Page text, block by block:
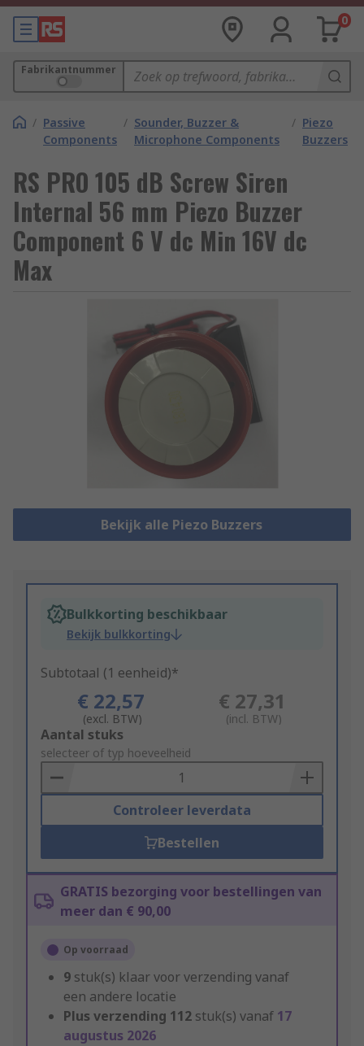
0
Fabrikantnummer
/ Passive
Components
/ Sounder, Buzzer &
Microphone Components
/ Piezo
Buzzers
RS PRO 105 dB Screw Siren
Internal 56 mm Piezo Buzzer
Component 6 V dc Min 16V dc
Max
Bekijk alle Piezo Buzzers
Bulkkorting beschikbaar
Bekijk bulkkorting
Subtotaal (1 eenheid)*
€ 22,57
(excl. BTW)
€ 27,31
(incl. BTW)
Add
to
Basket
Aantal stuks
selecteer of typ hoeveelheid
Controleer leverdata
Bestellen
GRATIS bezorging voor bestellingen van
meer dan € 90,00
Op voorraad
9 stuk(s) klaar voor verzending vanaf
een andere locatie
Plus verzending 112 stuk(s) vanaf 17
augustus 2026